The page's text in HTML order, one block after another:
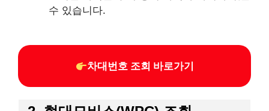
수 있습니다.​
차대번호 조회 바로가기